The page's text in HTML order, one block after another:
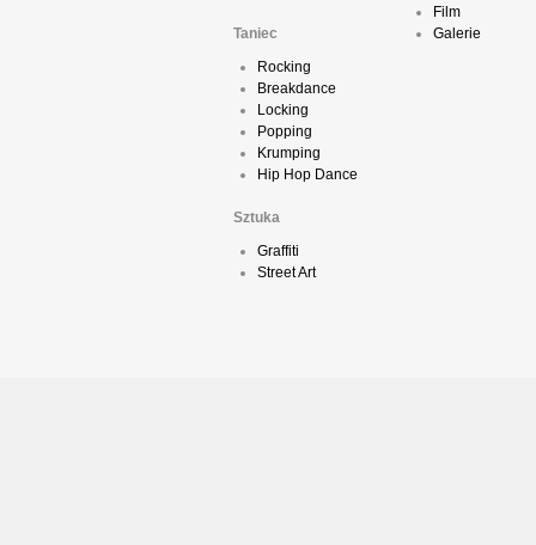
Taniec
Rocking
Breakdance
Locking
Popping
Krumping
Hip Hop Dance
Sztuka
Graffiti
Street Art
Film
Galerie